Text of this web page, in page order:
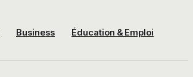
Business Éducation & Emploi